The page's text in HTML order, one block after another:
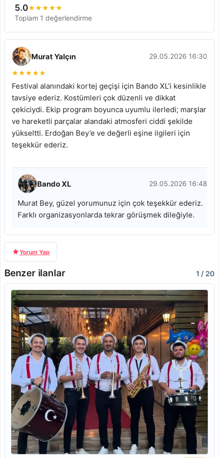
5.0★★★★★
Toplam 1 değerlendirme
Murat Yalçın 29.05.2026 16:30
★★★★★
Festival alanındaki kortej geçişi için Bando XL’i kesinlikle
tavsiye ederiz. Kostümleri çok düzenli ve dikkat
çekiciydi. Ekip program boyunca uyumlu ilerledi; marşlar
ve hareketli parçalar alandaki atmosferi ciddi şekilde
yükseltti. Erdoğan Bey’e ve değerli eşine ilgileri için
teşekkür ederiz.
Bando XL 29.05.2026 16:48
Murat Bey, güzel yorumunuz için çok teşekkür ederiz.
Farklı organizasyonlarda tekrar görüşmek dileğiyle.
Yorum Yap
Benzer ilanlar 1 / 20